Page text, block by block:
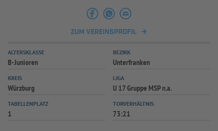
ZUM VEREINSPROFIL
ALTERSKLASSE
B-Junioren
BEZIRK
Unterfranken
KREIS
Würzburg
LIGA
U 17 Gruppe MSP n.a.
TABELLENPLATZ
1
TORVERHÄLTNIS
73:21